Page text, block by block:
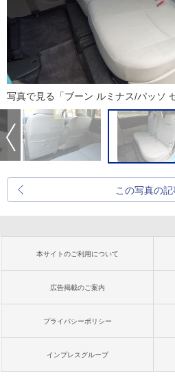
写真で見る「ブーン ルミナス/パッソ
この写真の
本サイトのご利用について
広告掲載のご案内
プライバシーポリシー
インプレスグループ